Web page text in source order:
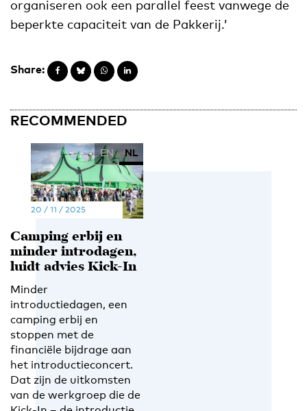
organiseren ook een parallel feest vanwege de
beperkte capaciteit van de Pakkerij.’
Share:
RECOMMENDED
EN NL
20 / 11 / 2025
Camping erbij en
minder introdagen,
luidt advies Kick-In
Minder
introductiedagen, een
camping erbij en
stoppen met de
financiële bijdrage aan
het introductieconcert.
Dat zijn de uitkomsten
van de werkgroep die de